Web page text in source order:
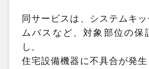
同サービスは、システムキ
ムバスなど、対象部位の保
し、
住宅設備機器に不具合が発